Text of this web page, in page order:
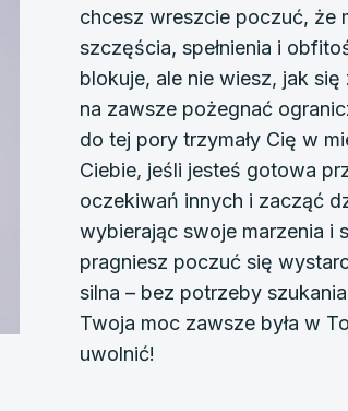
chcesz wreszcie poczuć, że
szczęścia, spełnienia i
blokuje, ale nie wiesz, jak
na zawsze pożegnać
do tej pory trzymały Cię w
Ciebie, jeśli jesteś gotowa
oczekiwań innych i zacząć
wybierając swoje marzenia i
pragniesz poczuć się
silna – bez potrzeby
Twoja moc zawsze była w
uwolnić!